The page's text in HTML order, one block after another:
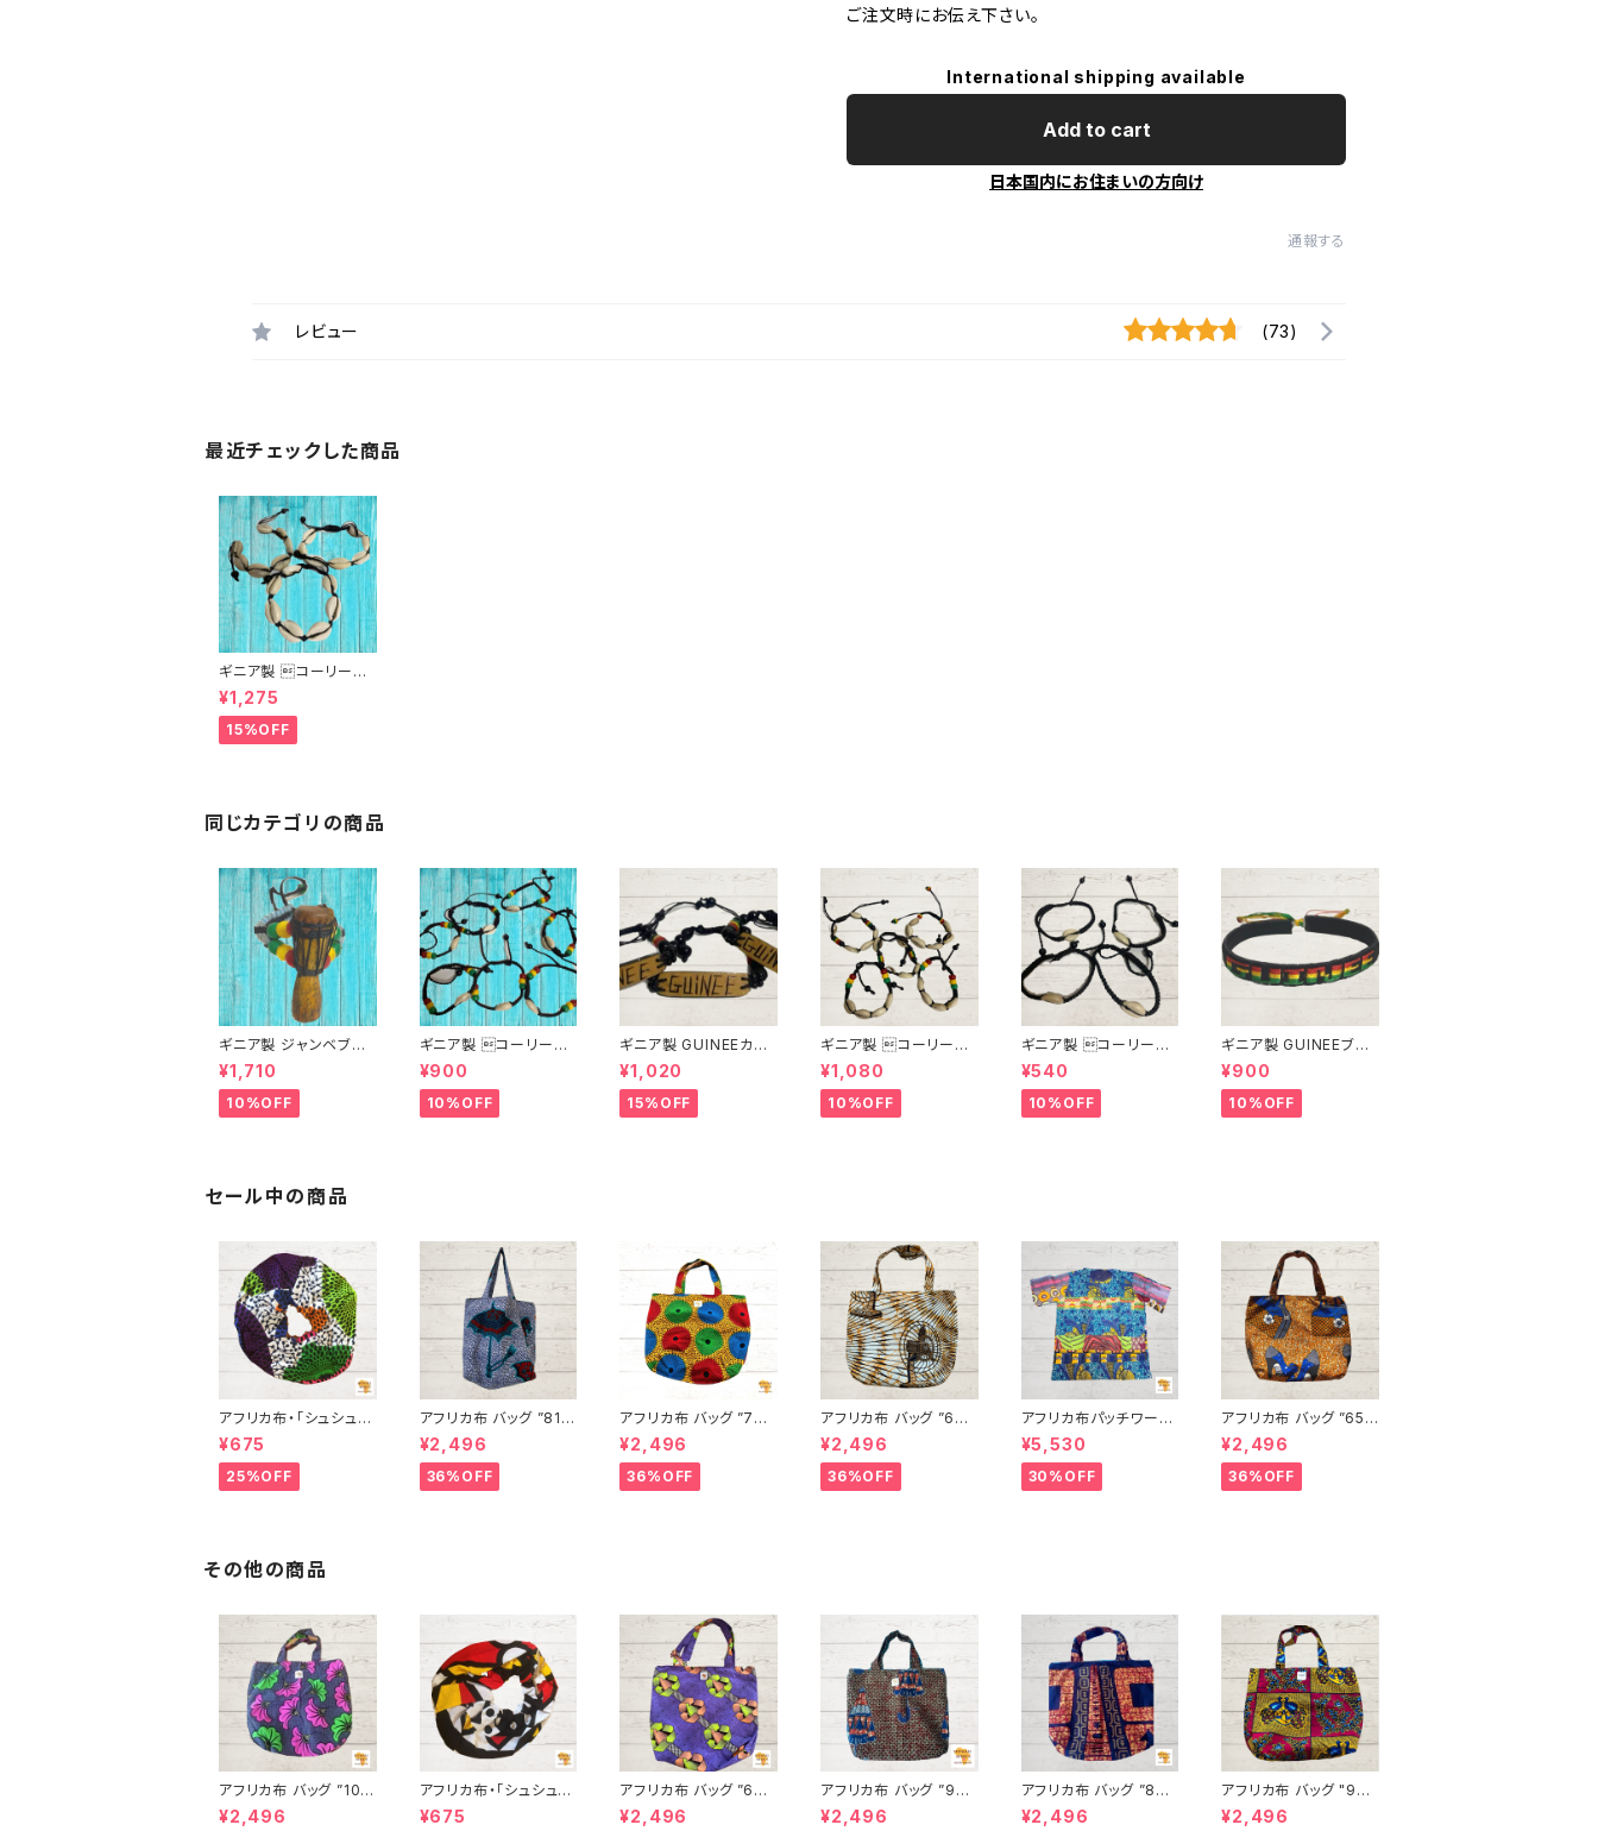
ご注文時にお伝え下さい。
International shipping available
Add to cart
日本国内にお住まいの方向け
通報する
レビュー (73)
最近チェックした商品
ギニア製 コーリーシ
ェルブレスレット
¥1,275
15%OFF
同じカテゴリの商品
ギニア製 ジャンベブレ
スレット
¥1,710
10%OFF
ギニア製 コーリーシ
ェルブレスレット
¥900
10%OFF
ギニア製 GUINEEカリ
バス（瓢箪）ブレスレット
¥1,020
15%OFF
ギニア製 コーリーシ
ェルブレスレット
¥1,080
10%OFF
ギニア製 コーリーシ
ェルブレスレット
¥540
10%OFF
ギニア製 GUINEEブレ
スレット
¥900
10%OFF
セール中の商品
アフリカ布・「シュシュ」
アフリカンプリント パー
ニュ カンガ キテンゲ ト
ートバッグ エコバッグ
ギニア フェアトレード I
¥675
25%OFF
アフリカ布 バッグ ”81”
アフリカンプリント パー
ニュ カンガ キテンゲ ト
ートバッグ エコバッグ
ギニア フェアトレード I
¥2,496
36%OFF
アフリカ布 バッグ ”78”
アフリカンプリント パー
ニュ カンガ キテンゲ ト
ートバッグ エコバッグ
ギニア フェアトレード I
¥2,496
36%OFF
アフリカ布 バッグ ”63”
アフリカンプリント パー
ニュ カンガ キテンゲ ト
ートバッグ エコバッグ
ギニア フェアトレード I
¥2,496
36%OFF
アフリカ布パッチワーク
シャツ 男女兼用 パーニ
ュ キテンゲ ギニア フェ
アトレード INUWALIA
FRICA patch-s-1
¥5,530
30%OFF
アフリカ布 バッグ ”65”
アフリカンプリント パー
ニュ カンガ キテンゲ ト
ートバッグ エコバッグ
ギニア フェアトレード I
¥2,496
36%OFF
その他の商品
アフリカ布 バッグ ”101”
"Fleur de mariée” ア
フリカンプリント パーニ
¥2,496
アフリカ布・「シュシュ」
アフリカンプリント パー
ニュ カンガ キテンゲ ト
¥675
アフリカ布 バッグ ”64”
Resycle アフリカンプ
リント パーニュ カンガ
¥2,496
アフリカ布 バッグ ”93”
アフリカンプリント パー
ニュ カンガ キテンゲ ト
¥2,496
アフリカ布 バッグ ”88”
プリント パーニュ カン
ガ キテンゲ トートバッ
¥2,496
アフリカ布 バッグ "97"
アフリカンプリント パー
ニュ カンガ キテンゲ ト
¥2,496